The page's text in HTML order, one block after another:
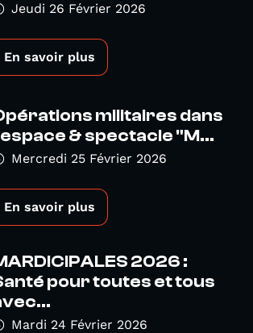
Jeudi 26 Février 2026
En savoir plus
militaires dans
& spectacle "M...
Mercredi 25 Février 2026
En savoir plus
2026 :
pour toutes et tous
Mardi 24 Février 2026